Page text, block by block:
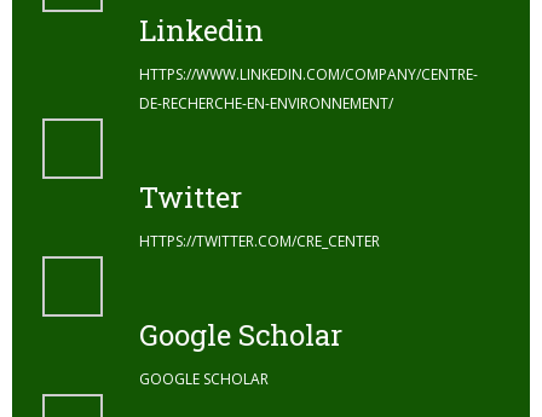
Linkedin
HTTPS://WWW.LINKEDIN.COM/COMPANY/CENTRE-
DE-RECHERCHE-EN-ENVIRONNEMENT/
Twitter
HTTPS://TWITTER.COM/CRE_CENTER
Google Scholar
GOOGLE SCHOLAR